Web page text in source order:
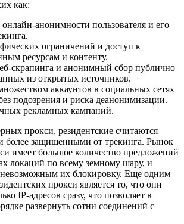
как:
анонимности пользователя и его
ограничений и доступ к
ресурсам и контенту.
скрапинга и анонимный сбор публично
из открытых источников.
аккаунтов в социальных сетях
подозрения и риска деанонимизации.
рекламных кампаний.
прокси, резидентские считаются
более защищенными от трекинга. Рынок
имеет большое количество предложений
локаций по всему земному шару, и
невозможным их блокировку. Еще одним
прокси является то, что они
IP-адресов сразу, что позволяет в
развернуть сотни соединений с